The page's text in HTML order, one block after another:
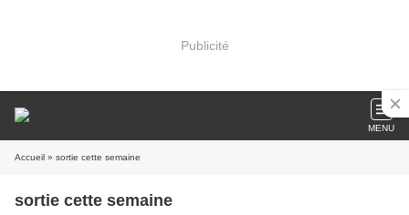
Publicité
MENU
Accueil » sortie cette semaine
sortie cette semaine